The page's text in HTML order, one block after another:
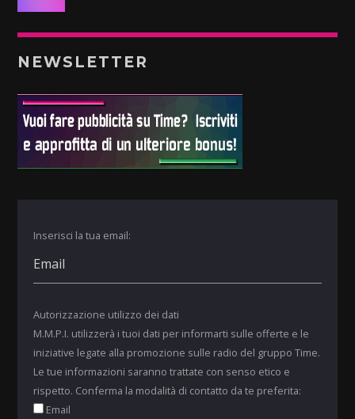
NEWSLETTER
Inserisci la tua email:
Autorizzazione utilizzo dei dati
M.M.P.I. utilizzerà i tuoi dati per informarti sulle offerte e le
iniziative legate alla promozione sulle radio del gruppo Time.
Le tue informazioni saranno trattate con senso etico e
rispetto. Conferma la modalità di contatto da te preferita:
Email